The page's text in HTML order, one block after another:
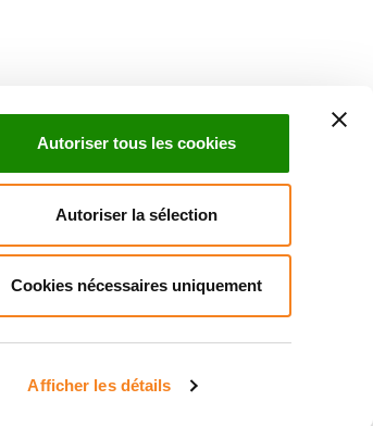
Afficher les détails
Autoriser tous les cookies
Autoriser la sélection
Cookies nécessaires uniquement
Inscrivez-vous à la newsletter
ActualitésDroits du patient
personnellesGestion des cookiesSignalement